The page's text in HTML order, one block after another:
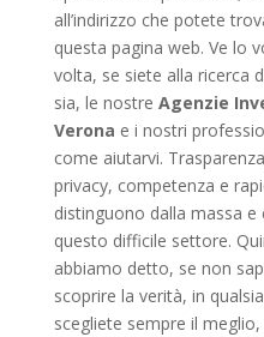
all’indirizzo che potete
questa pagina web. Ve lo
volta, se siete alla ricerca
sia, le nostre Agenzie
Verona e i nostri
come aiutarvi.
privacy, competenza e
distinguono dalla massa
questo difficile settore.
abbiamo detto, se non
scoprire la verità, in
scegliete sempre il